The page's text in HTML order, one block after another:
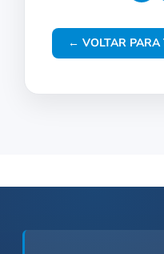
← VOLTAR PARA